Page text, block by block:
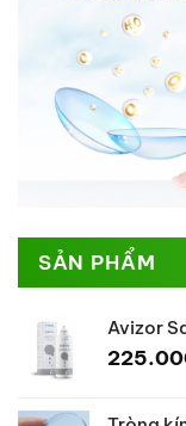
SẢN PHẨM
Avizor